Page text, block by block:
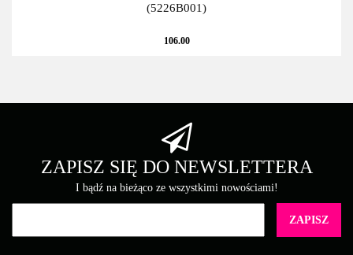
(5226B001)
106.00
ZAPISZ SIĘ DO NEWSLETTERA
I bądź na bieżąco ze wszystkimi nowościami!